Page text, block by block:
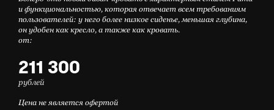
и функциональностью, которая отвечает всем требованиям
пользователей: у него более низкое сиденье, меньшая глубина,
он удобен как кресло, а также как кровать.
от:
211 300
рублей
Цена не является офертой